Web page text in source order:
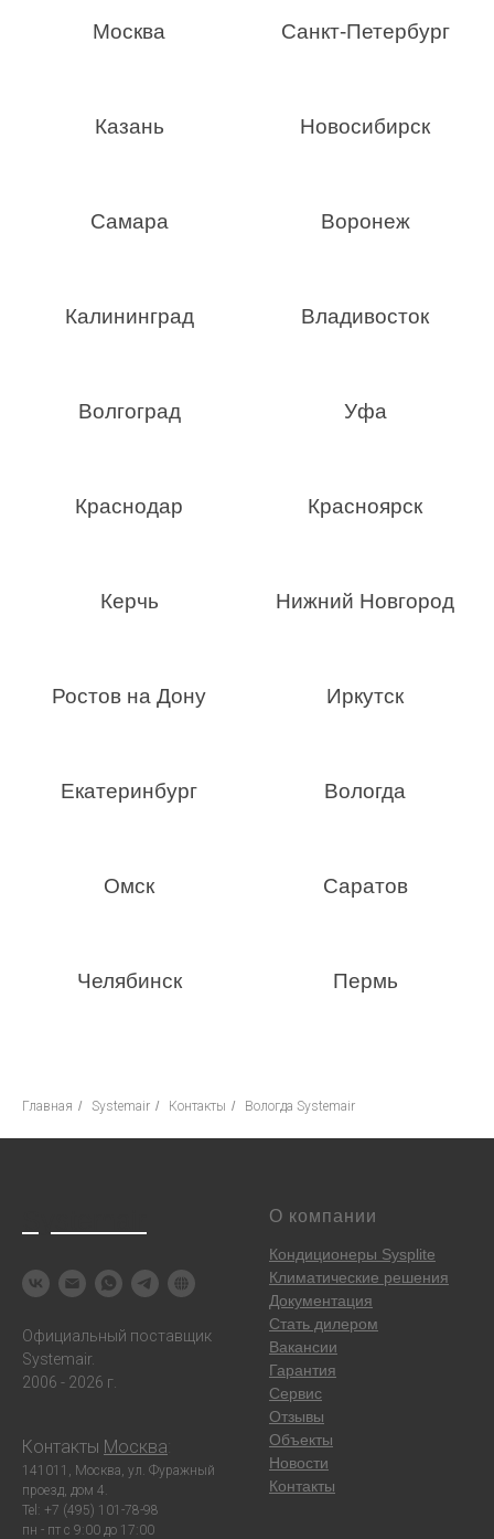
Москва Санкт-Петербург
Казань Новосибирск
Самара Воронеж
Калининград Владивосток
Волгоград Уфа
Краснодар Красноярск
Керчь Нижний Новгород
Ростов на Дону Иркутск
Екатеринбург Вологда
Омск Саратов
Челябинск Пермь
Главная / Systemair / Контакты / Вологда Systemair
Официальный поставщик
Systemair.
2006 - 2026 г.
Контакты Москва
141011, Москва, ул. Фуражный
проезд, дом 4.
Tel: +7 (495) 101-78-98
пн - пт с 9:00 до 17:00
О компании
Кондиционеры Sysplite
Климатические решения
Документация
Стать дилером
Вакансии
Гарантия
Сервис
Отзывы
Объекты
Новости
Контакты